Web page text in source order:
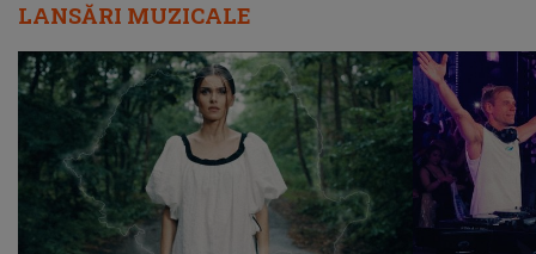
LANSĂRI MUZICALE